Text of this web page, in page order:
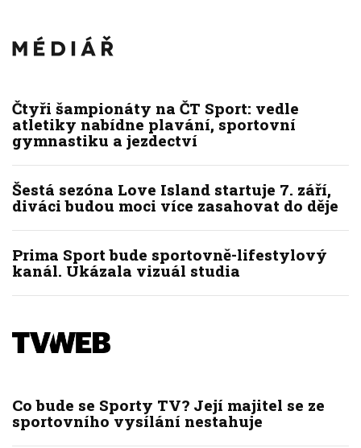
Čtyři šampionáty na ČT Sport: vedle
atletiky nabídne plavání, sportovní
gymnastiku a jezdectví
Šestá sezóna Love Island startuje 7. září,
diváci budou moci více zasahovat do děje
Prima Sport bude sportovně-lifestylový
kanál. Ukázala vizuál studia
Co bude se Sporty TV? Její majitel se ze
sportovního vysílání nestahuje